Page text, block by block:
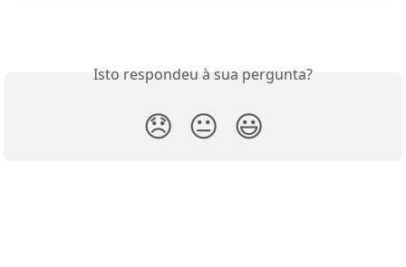
Isto respondeu à sua pergunta?
😞 😐 😃